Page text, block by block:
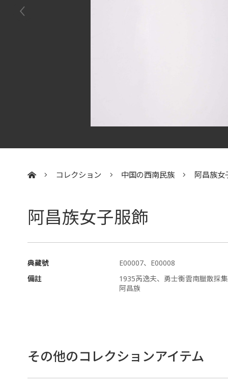
コレクション 中国の西南民族 阿昌族女
阿昌族女子服飾
典藏號
E00007、E00008
備註
1935芮逸夫、勇士衡雲南臘散採集
阿昌族
その他のコレクションアイテム